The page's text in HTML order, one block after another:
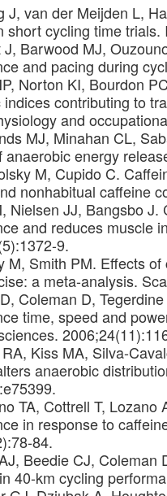
J, van der Meijden L,
short cycling time
Barwood MJ,
and pacing during
Norton KI, Bourdon
contributing to
and
MJ, Minahan CL,
anaerobic energy
M, Cupido C.
nonhabitual caffeine
Nielsen JJ, Bangsbo
and reduces muscle
9.
M, Smith PM. Effects
a meta-analysis.
Coleman D,
time, speed and
Kiss MA, Silva-
anaerobic
TA, Cottrell T,
in response to
84.
Beedie CJ, Coleman
40-km cycling